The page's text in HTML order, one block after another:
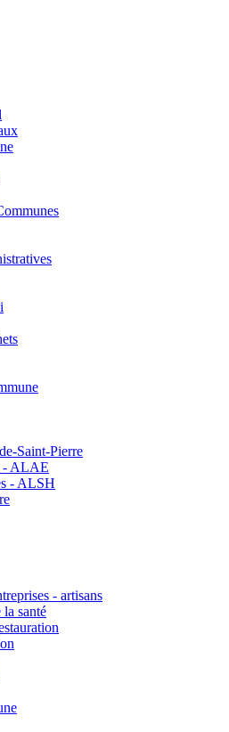
Saint-Pierre
- ALAE
- ALSH
- artisans
santé